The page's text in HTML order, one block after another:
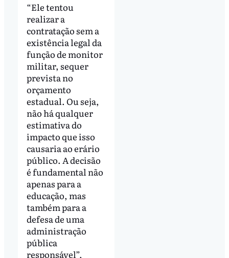
“Ele tentou
realizar a
contratação sem a
existência legal da
função de monitor
militar, sequer
prevista no
orçamento
estadual. Ou seja,
não há qualquer
estimativa do
impacto que isso
causaria ao erário
público. A decisão
é fundamental não
apenas para a
educação, mas
também para a
defesa de uma
administração
pública
responsável”,